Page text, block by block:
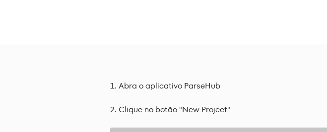
Abra o aplicativo ParseHub
Clique no botão "New Project"